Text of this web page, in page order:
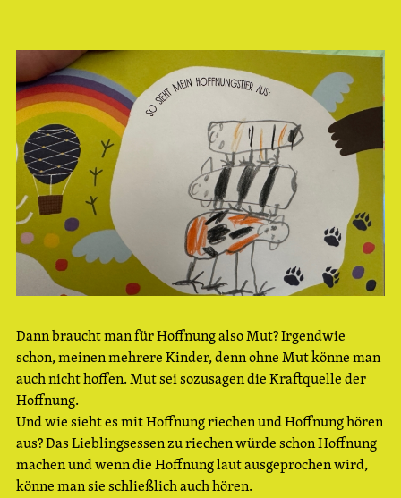
Dann braucht man für Hoffnung also Mut? Irgendwie
schon, meinen mehrere Kinder, denn ohne Mut könne man
auch nicht hoffen. Mut sei sozusagen die Kraftquelle der
Hoffnung.
Und wie sieht es mit Hoffnung riechen und Hoffnung hören
aus? Das Lieblingsessen zu riechen würde schon Hoffnung
machen und wenn die Hoffnung laut ausgeprochen wird,
könne man sie schließlich auch hören.